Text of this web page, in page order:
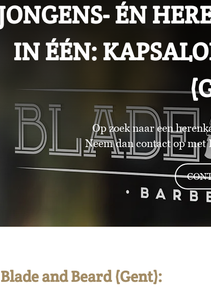
ÉN
IN ÉÉN:
Op zoek naar een
Neem dan contact op met
and Beard (Gent):